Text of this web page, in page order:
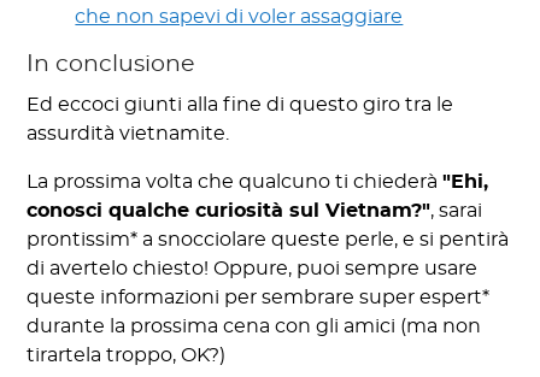
che non sapevi di voler assaggiare
In conclusione
Ed eccoci giunti alla fine di questo giro tra le
assurdità vietnamite.
La prossima volta che qualcuno ti chiederà"Ehi,
conosci qualche curiosità sul Vietnam?", sarai
prontissim* a snocciolare queste perle, e si pentirà
di avertelo chiesto! Oppure, puoi sempre usare
queste informazioni per sembrare super espert*
durante la prossima cena con gli amici (ma non
tirartela troppo, OK?)